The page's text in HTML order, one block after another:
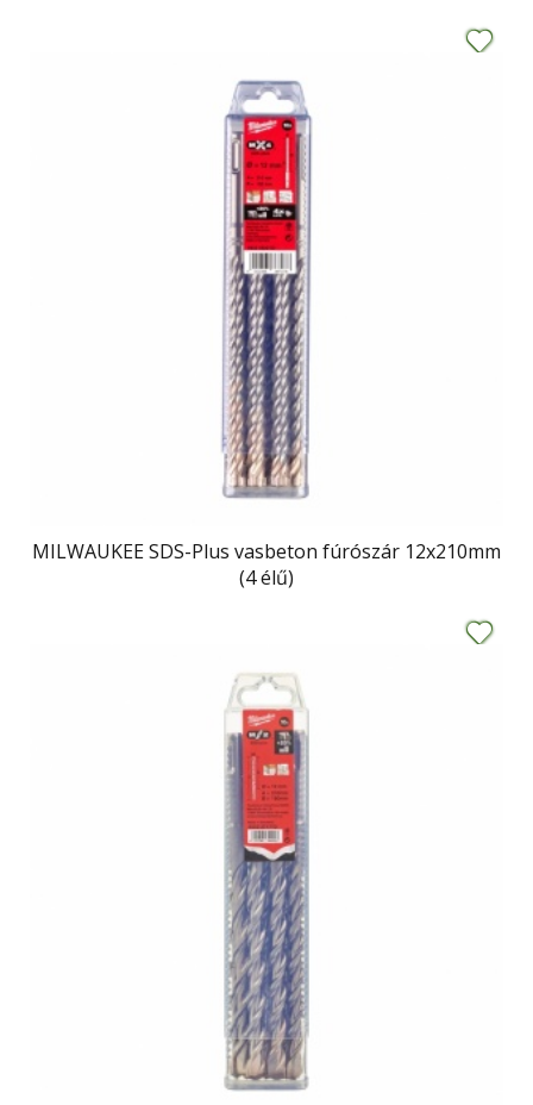
MILWAUKEE SDS-Plus vasbeton fúrószár 12x210mm
(4 élű)